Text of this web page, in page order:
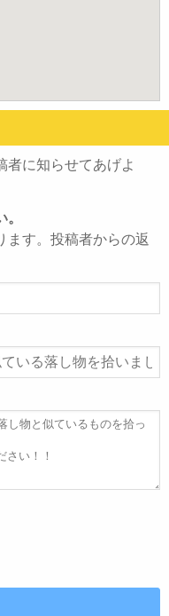
者に知らせてあげよ
す。投稿者からの返